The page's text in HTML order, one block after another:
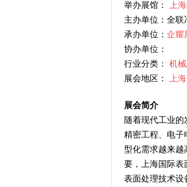
举办展馆：
上
主办单位：全联
承办单位： 企耀
协办单位：
行业分类： 机
展会地区：
上海
展会简介
随着现代工业的
精密工程、电子
型化需求越来越
要，上海国际表
表面处理技术设